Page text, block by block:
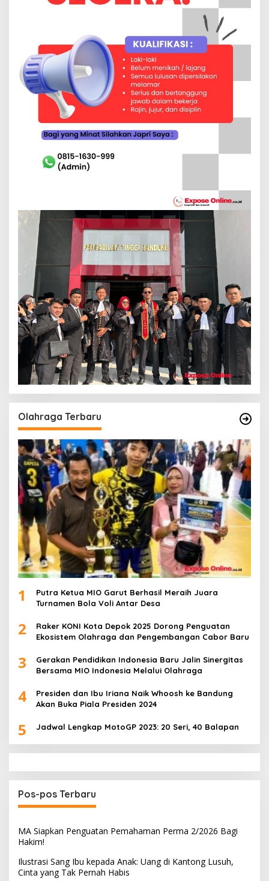
Olahraga Terbaru
1
Putra Ketua MIO Garut Berhasil Meraih Juara
Turnamen Bola Voli Antar Desa
2
Raker KONI Kota Depok 2025 Dorong Penguatan
Ekosistem Olahraga dan Pengembangan Cabor Baru
3
Gerakan Pendidikan Indonesia Baru Jalin Sinergitas
Bersama MIO Indonesia Melalui Olahraga
4
Presiden dan Ibu Iriana Naik Whoosh ke Bandung
Akan Buka Piala Presiden 2024
5 Jadwal Lengkap MotoGP 2023: 20 Seri, 40 Balapan
Pos-pos Terbaru
MA Siapkan Penguatan Pemahaman Perma 2/2026 Bagi
Hakim!
Ilustrasi Sang Ibu kepada Anak: Uang di Kantong Lusuh,
Cinta yang Tak Pernah Habis